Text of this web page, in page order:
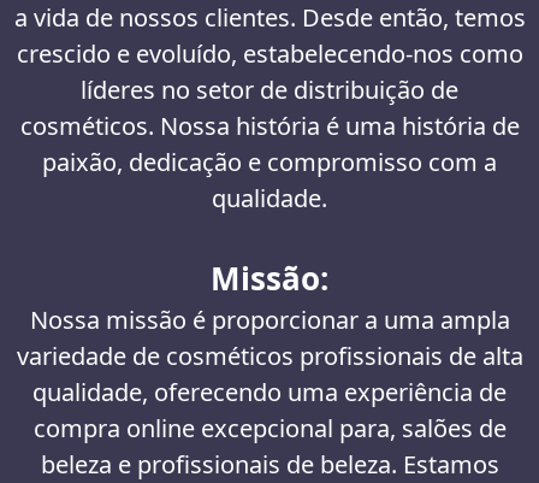
a vida de nossos clientes. Desde então, temos
crescido e evoluído, estabelecendo-nos como
líderes no setor de distribuição de
cosméticos. Nossa história é uma história de
paixão, dedicação e compromisso com a
qualidade.
Missão:
Nossa missão é proporcionar a uma ampla
variedade de cosméticos profissionais de alta
qualidade, oferecendo uma experiência de
compra online excepcional para, salões de
beleza e profissionais de beleza. Estamos